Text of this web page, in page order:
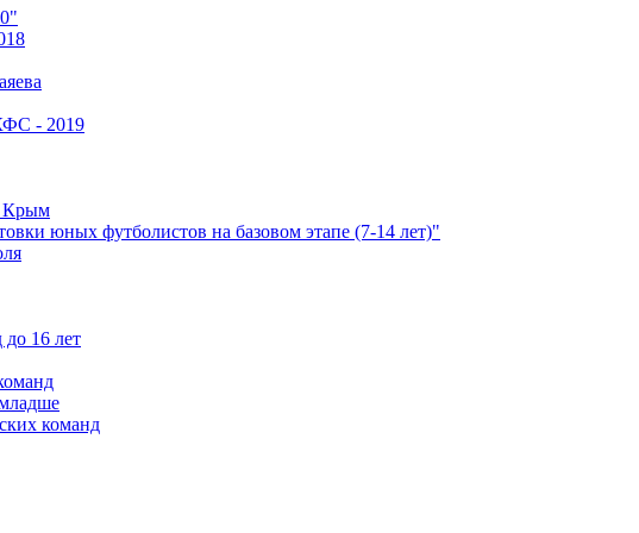
- 2019
Крым
юных футболистов на базовом этапе (7-14 лет)"
16 лет
команд